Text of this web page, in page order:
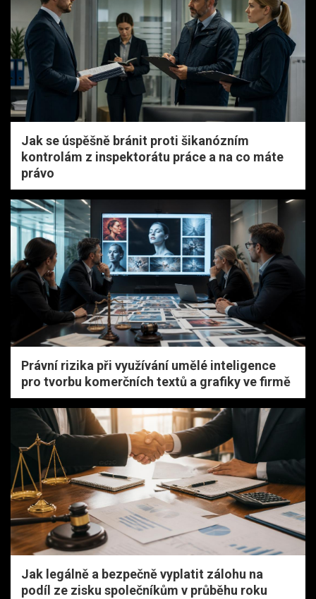
Jak se úspěšně bránit proti šikanózním
kontrolám z inspektorátu práce a na co máte
právo
Právní rizika při využívání umělé inteligence
pro tvorbu komerčních textů a grafiky ve firmě
Jak legálně a bezpečně vyplatit zálohu na
podíl ze zisku společníkům v průběhu roku